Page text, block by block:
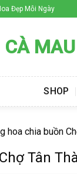
Đẹp Mỗi Ngày
CÀ MAU
SHOP
hoa chia buồn
Tân